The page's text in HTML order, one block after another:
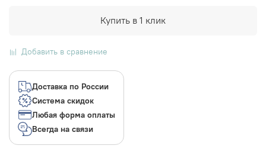
Купить в 1 клик
Добавить в сравнение
Доставка по России
Система скидок
Любая форма оплаты
Всегда на связи